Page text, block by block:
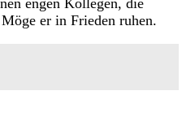
engen Kollegen, die
er in Frieden ruhen.